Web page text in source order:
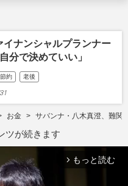
ナンシャルプランナー
分で決めていい」
節約 老後
お金 サバンナ・八木真澄、難関
ツが続きます
arrow_forward_ios もっと読む